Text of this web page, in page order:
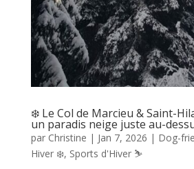
❄️ Le Col de Marcieu & Saint-
un paradis neige juste au-
par Christine | Jan 7, 2026 | Dog-
Hiver ❄️, Sports d'Hiver ⛷️